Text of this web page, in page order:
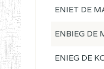
ENIET DE
ENBIEG DE
ENIEG DE